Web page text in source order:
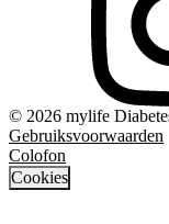
© 2026 mylife
Gebruiksvoorwaarden
Colofon
Cookies